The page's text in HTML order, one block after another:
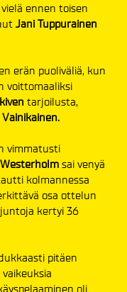
ennen toisen
Jani Tuppurainen
erän puoliväliä, kun
voittomaaliksi
tarjoilusta,
Vainikainen.
vimmatusti
sai venyä
kolmannessa
osa ottelun
kertyi 36
pitäen
oli